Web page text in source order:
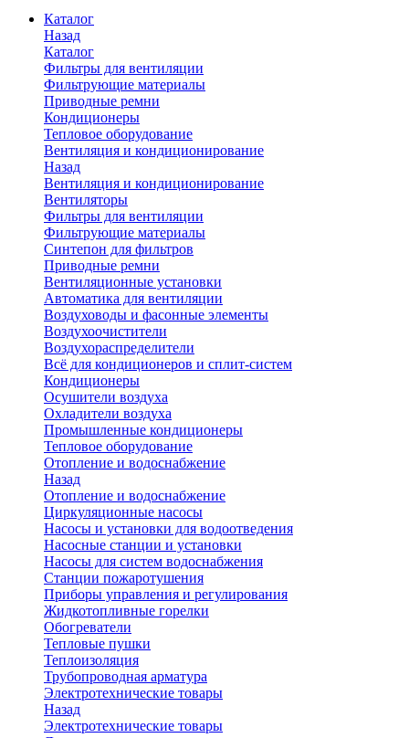
Каталог
Назад
Каталог
Фильтры для вентиляции
Фильтрующие материалы
Приводные ремни
Кондиционеры
Тепловое оборудование
Вентиляция и кондиционирование
Назад
Вентиляция и кондиционирование
Вентиляторы
Фильтры для вентиляции
Фильтрующие материалы
Синтепон для фильтров
Приводные ремни
Вентиляционные установки
Автоматика для вентиляции
Воздуховоды и фасонные элементы
Воздухоочистители
Воздухораспределители
Всё для кондиционеров и сплит-систем
Кондиционеры
Осушители воздуха
Охладители воздуха
Промышленные кондиционеры
Тепловое оборудование
Отопление и водоснабжение
Назад
Отопление и водоснабжение
Циркуляционные насосы
Насосы и установки для водоотведения
Насосные станции и установки
Насосы для систем водоснабжения
Станции пожаротушения
Приборы управления и регулирования
Жидкотопливные горелки
Обогреватели
Тепловые пушки
Теплоизоляция
Трубопроводная арматура
Электротехнические товары
Назад
Электротехнические товары